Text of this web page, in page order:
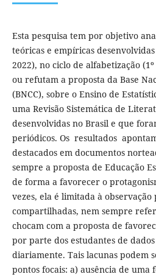
Esta pesquisa tem por objetivo
teóricas e empíricas
2022), no ciclo de alfabetização
ou refutam a proposta da Base
(BNCC), sobre o Ensino de
uma Revisão Sistemática de
desenvolvidas no Brasil e que
periódicos. Os resultados
destacados em documentos
sempre a proposta de Educação
de forma a favorecer o
vezes, ela é limitada à observação
compartilhadas, nem sempre
chocam com a proposta de
por parte dos estudantes de
diariamente. Tais lacunas podem
pontos focais: a) ausência de uma